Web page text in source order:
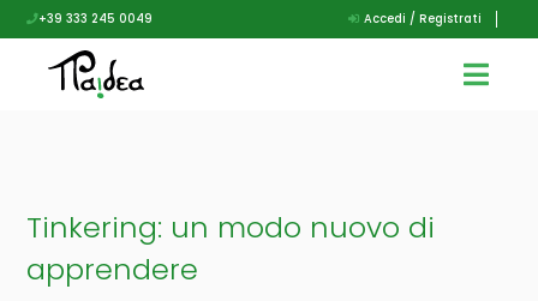
+39 333 245 0049 Accedi / Registrati
Tinkering: un modo nuovo di
apprendere